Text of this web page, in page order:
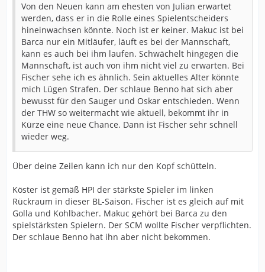
Von den Neuen kann am ehesten von Julian erwartet
werden, dass er in die Rolle eines Spielentscheiders
hineinwachsen könnte. Noch ist er keiner. Makuc ist bei
Barca nur ein Mitläufer, läuft es bei der Mannschaft,
kann es auch bei ihm laufen. Schwächelt hingegen die
Mannschaft, ist auch von ihm nicht viel zu erwarten. Bei
Fischer sehe ich es ähnlich. Sein aktuelles Alter könnte
mich Lügen Strafen. Der schlaue Benno hat sich aber
bewusst für den Sauger und Oskar entschieden. Wenn
der THW so weitermacht wie aktuell, bekommt ihr in
Kürze eine neue Chance. Dann ist Fischer sehr schnell
wieder weg.
Über deine Zeilen kann ich nur den Kopf schütteln.
Köster ist gemäß HPI der stärkste Spieler im linken
Rückraum in dieser BL-Saison. Fischer ist es gleich auf mit
Golla und Kohlbacher. Makuc gehört bei Barca zu den
spielstärksten Spielern. Der SCM wollte Fischer verpflichten.
Der schlaue Benno hat ihn aber nicht bekommen.